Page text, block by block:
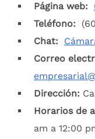
Página web:
Teléfono:
Chat:
Correo
Dirección:
Horarios de
am a 12:00